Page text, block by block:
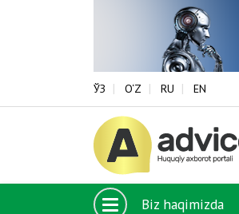
ЎЗ O‘Z RU EN
Biz haqimizda